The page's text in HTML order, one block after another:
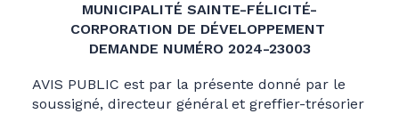
MUNICIPALITÉ SAINTE-FÉLICITÉ-
CORPORATION DE DÉVELOPPEMENT
DEMANDE NUMÉRO 2024-23003
AVIS PUBLIC est par la présente donné par le
soussigné, directeur général et greffier-trésorier